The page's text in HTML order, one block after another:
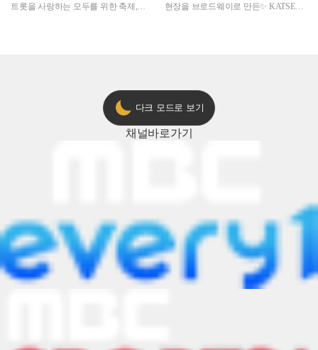
트롯을 사랑하는 모두를 위한 축제,
현장을 브로드웨이로 만든✨ KATSEYE
다크 모드로 보기
채널바로가기